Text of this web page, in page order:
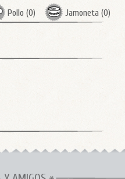
Pollo (0) Jamoneta (0)